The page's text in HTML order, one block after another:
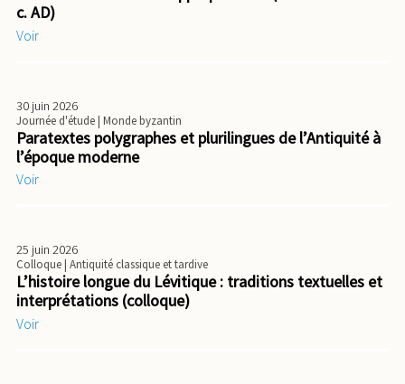
c. AD)
Voir
30 juin 2026
Journée d'étude| Monde byzantin
Paratextes polygraphes et plurilingues de l’Antiquité à
l’époque moderne
Voir
25 juin 2026
Colloque| Antiquité classique et tardive
L’histoire longue du Lévitique : traditions textuelles et
interprétations (colloque)
Voir